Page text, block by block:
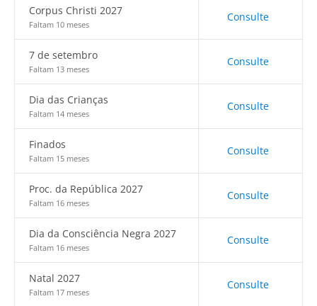
Corpus Christi 2027
Faltam 10 meses
Consulte
7 de setembro
Faltam 13 meses
Consulte
Dia das Crianças
Faltam 14 meses
Consulte
Finados
Faltam 15 meses
Consulte
Proc. da República 2027
Faltam 16 meses
Consulte
Dia da Consciência Negra 2027
Faltam 16 meses
Consulte
Natal 2027
Faltam 17 meses
Consulte